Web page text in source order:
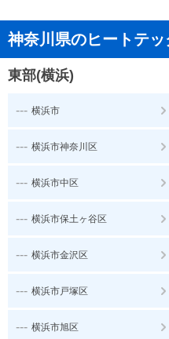
神奈川県のヒートテ
東部(横浜)
--- 横浜市
--- 横浜市神奈川区
--- 横浜市中区
--- 横浜市保土ヶ谷区
--- 横浜市金沢区
--- 横浜市戸塚区
--- 横浜市旭区